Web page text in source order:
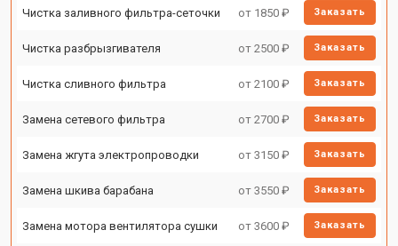
Чистка заливного фильтра-сеточки от 1850 ₽ Заказать
Чистка разбрызгивателя от 2500 ₽ Заказать
Чистка сливного фильтра от 2100 ₽ Заказать
Замена сетевого фильтра от 2700 ₽ Заказать
Замена жгута электропроводки от 3150 ₽ Заказать
Замена шкива барабана от 3550 ₽ Заказать
Замена мотора вентилятора сушки от 3600 ₽ Заказать